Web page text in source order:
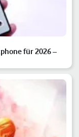
für 2026 –